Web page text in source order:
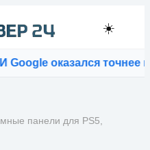
☀️
оказался точнее
панели для PS5,